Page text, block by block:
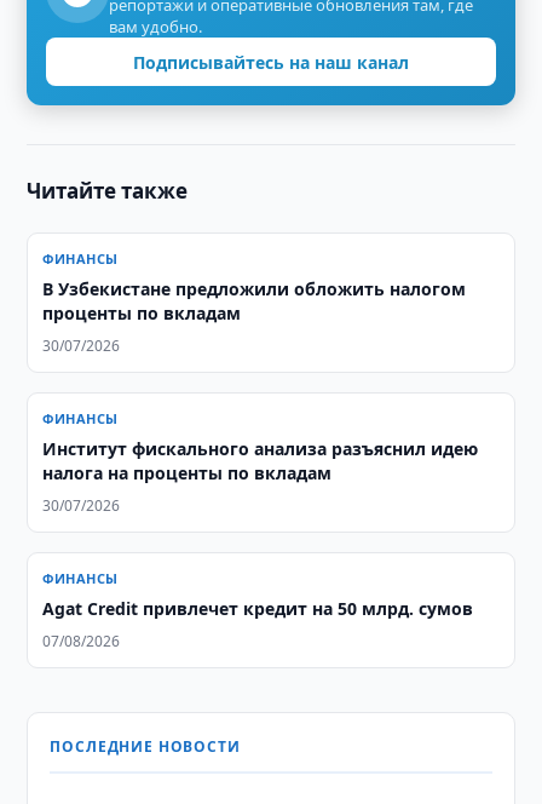
репортажи и оперативные обновления там, где
вам удобно.
Подписывайтесь на наш канал
Читайте также
ФИНАНСЫ
В Узбекистане предложили обложить налогом
проценты по вкладам
30/07/2026
ФИНАНСЫ
Институт фискального анализа разъяснил идею
налога на проценты по вкладам
30/07/2026
ФИНАНСЫ
Agat Credit привлечет кредит на 50 млрд. сумов
07/08/2026
ПОСЛЕДНИЕ НОВОСТИ